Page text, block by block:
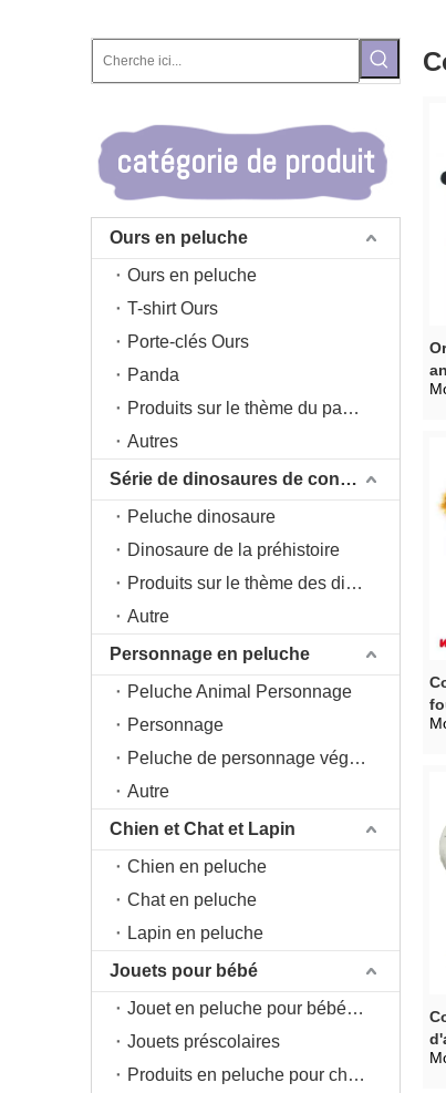
catégorie de produit
Ours en peluche
Ours en peluche
T-shirt Ours
Porte-clés Ours
Panda
Produits sur le thème du panda
Autres
Série de dinosaures de conception originale DAC
Peluche dinosaure
Dinosaure de la préhistoire
Produits sur le thème des dinosaures
Autre
Personnage en peluche
Peluche Animal Personnage
Personnage
Peluche de personnage végétal
Autre
Chien et Chat et Lapin
Chien en peluche
Chat en peluche
Lapin en peluche
Jouets pour bébé
Jouet en peluche pour bébé 0+
Jouets préscolaires
Produits en peluche pour chambre d'enfant